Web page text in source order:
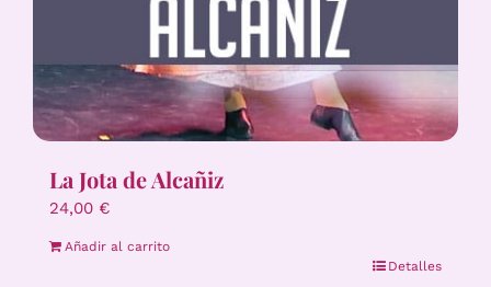
La Jota de Alcañiz
24,00 €
Añadir al carrito
Detalles